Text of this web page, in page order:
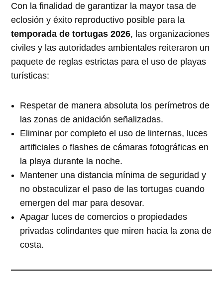
Con la finalidad de garantizar la mayor tasa de
eclosión y éxito reproductivo posible para la
temporada de tortugas 2026, las organizaciones
civiles y las autoridades ambientales reiteraron un
paquete de reglas estrictas para el uso de playas
turísticas:
Respetar de manera absoluta los perímetros de
las zonas de anidación señalizadas.
Eliminar por completo el uso de linternas, luces
artificiales o flashes de cámaras fotográficas en
la playa durante la noche.
Mantener una distancia mínima de seguridad y
no obstaculizar el paso de las tortugas cuando
emergen del mar para desovar.
Apagar luces de comercios o propiedades
privadas colindantes que miren hacia la zona de
costa.